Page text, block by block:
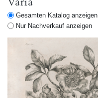
Varia
Gesamten Katalog anzeigen
Nur Nachverkauf anzeigen